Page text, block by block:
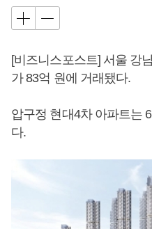
[비즈니스포스트] 서울 강
가 83억 원에 거래됐다.
압구정 현대4차 아파트는
다.